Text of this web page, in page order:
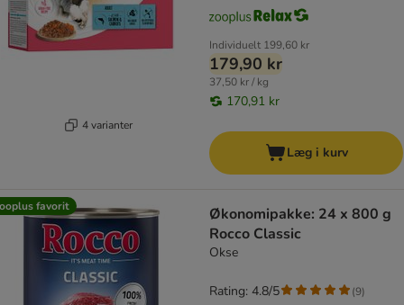
4 varianter
Individuelt 199,60 kr
179,90 kr
37,50 kr / kg
170,91 kr
Læg i kurv
favorit
Økonomipakke: 24 x 800 g
Rocco Classic
Okse
Rating: 4.8/5 (9)